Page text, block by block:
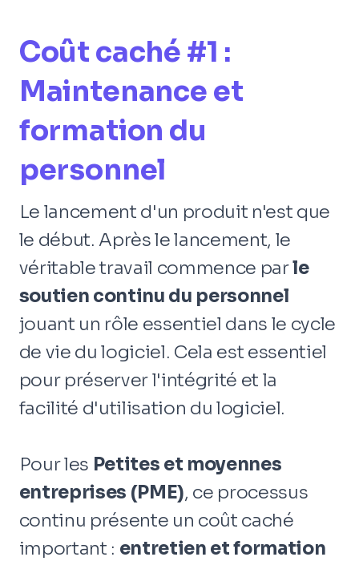
Coût caché #1 :
Maintenance et
formation du
personnel
Le lancement d'un produit n'est que
le début. Après le lancement, le
véritable travail commence parle
soutien continu du personnel
jouant un rôle essentiel dans le cycle
de vie du logiciel. Cela est essentiel
pour préserver l'intégrité et la
facilité d'utilisation du logiciel.
Pour les Petites et moyennes
entreprises (PME), ce processus
continu présente un coût caché
important : entretien et formation